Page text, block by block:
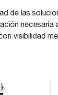
de las
visibilidad